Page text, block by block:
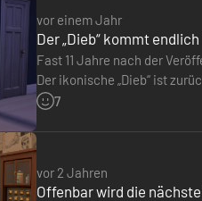
vor einem Jahr
Der „Dieb“ kommt
Fast 11 Jahre nach der
Der ikonische „Dieb“ ist
einbrechen, während…
7
vor 2 Jahren
Offenbar wird die